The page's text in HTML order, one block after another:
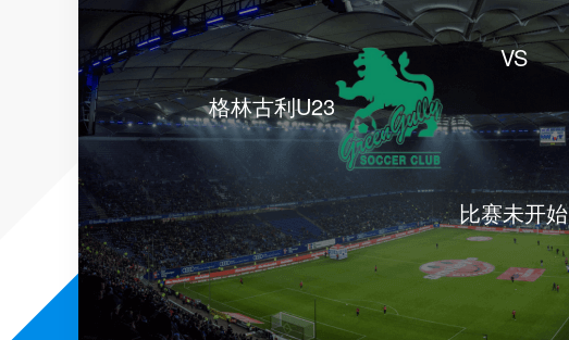
格林古利U23
VS
比赛未开始